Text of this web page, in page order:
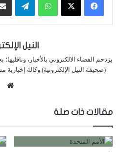
النيل
يزدحم الفضاء الالكتروني بالأخبار،
(صحيفة النيل الإلكترونية) وكالة إخبارية
مقالات ذات صلة